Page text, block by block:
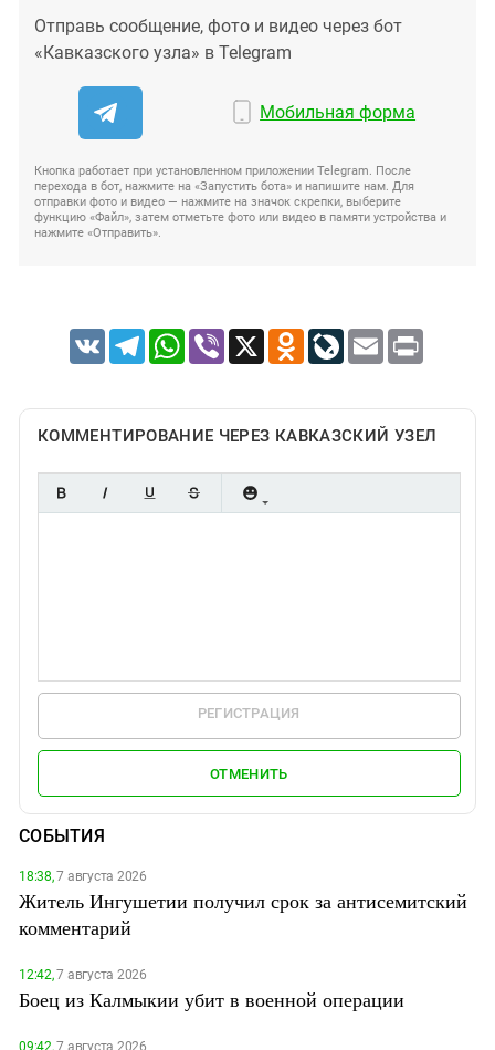
Отправь сообщение, фото и видео через бот
«Кавказского узла» в Telegram
Мобильная форма
Кнопка работает при установленном приложении Telegram. После
перехода в бот, нажмите на «Запустить бота» и напишите нам. Для
отправки фото и видео — нажмите на значок скрепки, выберите
функцию «Файл», затем отметьте фото или видео в памяти устройства и
нажмите «Отправить».
VK TelegramWhatsApp
Viber X Odnoklassniki
LiveJournal
Email Print
КОММЕНТИРОВАНИЕ ЧЕРЕЗ КАВКАЗСКИЙ УЗЕЛ
РЕГИСТРАЦИЯ
ОТМЕНИТЬ
СОБЫТИЯ
18:38,7 августа 2026
Житель Ингушетии получил срок за антисемитский
комментарий
12:42,7 августа 2026
Боец из Калмыкии убит в военной операции